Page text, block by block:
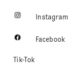
Instagram
Facebook
Tik-Tok